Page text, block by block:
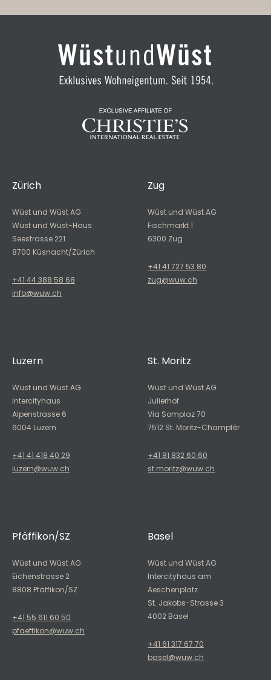
Zürich
Wüst und Wüst AG
Wüst und Wüst-Haus
Seestrasse 221
8700 Küsnacht/Zürich
+41 44 388 58 68
info@wuw.ch
Zug
Wüst und Wüst AG
Fischmarkt 1
6300 Zug
+41 41 727 53 80
zug@wuw.ch
Luzern
Wüst und Wüst AG
Intercityhaus
Alpenstrasse 6
6004 Luzern
+41 41 418 40 29
luzern@wuw.ch
St. Moritz
Wüst und Wüst AG
Julierhof
Via Somplaz 70
7512 St. Moritz-Champfèr
+41 81 832 60 60
st.moritz@wuw.ch
Pfäffikon/SZ
Wüst und Wüst AG
Eichenstrasse 2
8808 Pfäffikon/SZ
+41 55 611 60 50
pfaeffikon@wuw.ch
Basel
Wüst und Wüst AG
Intercityhaus am
Aeschenplatz
St. Jakobs-Strasse 3
4002 Basel
+41 61 317 67 70
basel@wuw.ch